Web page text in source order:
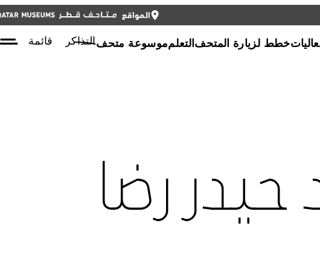
المواقع
خطط لزيارة المتحفالتعلمموسوعة متحفالتذاكر قائمة
حيدر رضا
التذاكر ENGLISH أغلق
أغلق